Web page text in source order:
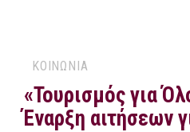
ΚΟΙΝΩΝΙΑ
«Τουρισμός για
Έναρξη αιτήσεων